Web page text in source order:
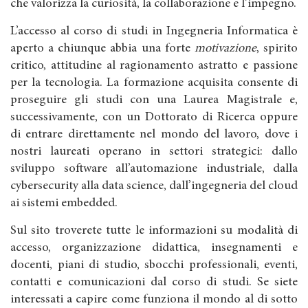
che valorizza la curiosità, la collaborazione e l’impegno.
L’accesso al corso di studi in Ingegneria Informatica è
aperto a chiunque abbia una forte motivazione, spirito
critico, attitudine al ragionamento astratto e passione
per la tecnologia. La formazione acquisita consente di
proseguire gli studi con una Laurea Magistrale e,
successivamente, con un Dottorato di Ricerca oppure
di entrare direttamente nel mondo del lavoro, dove i
nostri laureati operano in settori strategici: dallo
sviluppo software all’automazione industriale, dalla
cybersecurity alla data science, dall’ingegneria del cloud
ai sistemi embedded.
Sul sito troverete tutte le informazioni su modalità di
accesso, organizzazione didattica, insegnamenti e
docenti, piani di studio, sbocchi professionali, eventi,
contatti e comunicazioni dal corso di studi. Se siete
interessati a capire come funziona il mondo al di sotto